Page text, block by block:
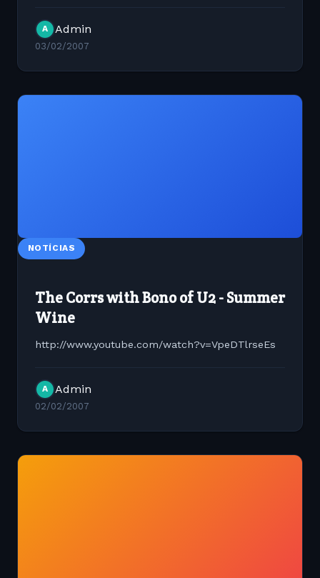
A Admin
03/02/2007
NOTÍCIAS
The Corrs with Bono of U2 - Summer
Wine
http://www.youtube.com/watch?v=VpeDTlrseEs
A Admin
02/02/2007